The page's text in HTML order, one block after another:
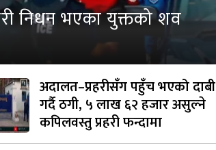
निधन भएका युक्तको शव
अदालत–प्रहरीसँग पहुँच भएको दाबी
गर्दै ठगी, ५ लाख ६२ हजार असुल्ने
कपिलवस्तु प्रहरी फन्दामा